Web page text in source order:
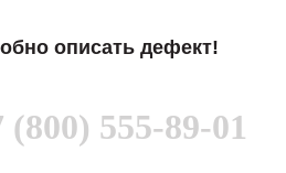
описать дефект!
(800) 555-89-01